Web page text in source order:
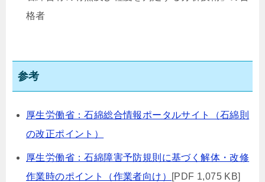
格者
参考
厚生労働省：石綿総合情報ポータルサイト（石綿則
の改正ポイント）
厚生労働省：石綿障害予防規則に基づく解体・改修
作業時のポイント（作業者向け）
[PDF 1,075 KB]